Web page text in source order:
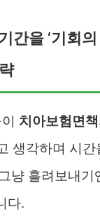
간을 ‘기회의
치아보험면
생각하며 시
냥 흘려보내기
다.